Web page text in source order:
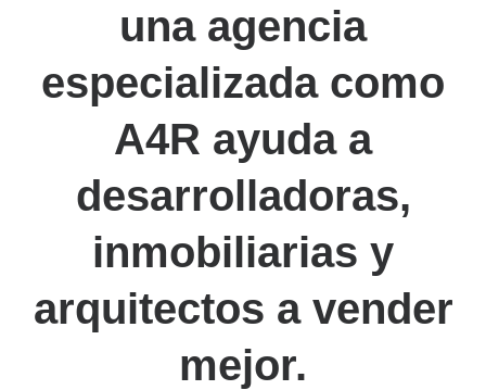
una agencia
especializada como
A4R ayuda a
desarrolladoras,
inmobiliarias y
arquitectos a vender
mejor.